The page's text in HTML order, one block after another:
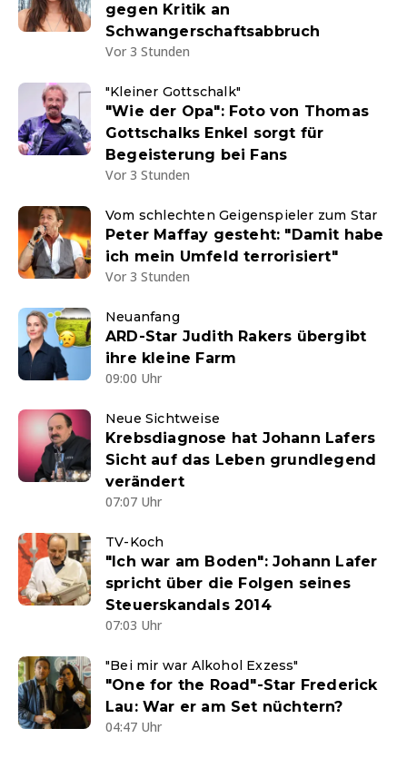
gegen Kritik an
Schwangerschaftsabbruch
Vor 3 Stunden
"Kleiner Gottschalk"
"Wie der Opa": Foto von Thomas
Gottschalks Enkel sorgt für
Begeisterung bei Fans
Vor 3 Stunden
Vom schlechten Geigenspieler zum Star
Peter Maffay gesteht: "Damit habe
ich mein Umfeld terrorisiert"
Vor 3 Stunden
Neuanfang
ARD-Star Judith Rakers übergibt
ihre kleine Farm
09:00 Uhr
Neue Sichtweise
Krebsdiagnose hat Johann Lafers
Sicht auf das Leben grundlegend
verändert
07:07 Uhr
TV-Koch
"Ich war am Boden": Johann Lafer
spricht über die Folgen seines
Steuerskandals 2014
07:03 Uhr
"Bei mir war Alkohol Exzess"
"One for the Road"-Star Frederick
Lau: War er am Set nüchtern?
04:47 Uhr